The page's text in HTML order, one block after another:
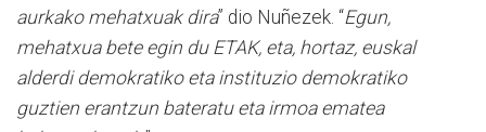
aurkako mehatxuak dira” dio Nuñezek. “Egun,
mehatxua bete egin du ETAK, eta, hortaz, euskal
alderdi demokratiko eta instituzio demokratiko
guztien erantzun bateratu eta irmoa ematea